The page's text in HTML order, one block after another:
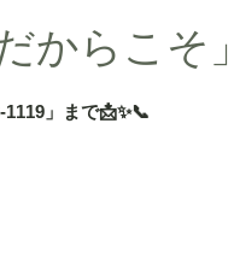
からこそ」
」まで📩✨📞